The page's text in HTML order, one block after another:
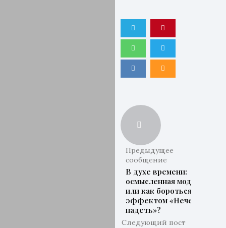
Предыдущее
сообщение
В духе времени:
осмысленная мода
или как бороться с
эффектом «Нечего
надеть»?
Следующий пост